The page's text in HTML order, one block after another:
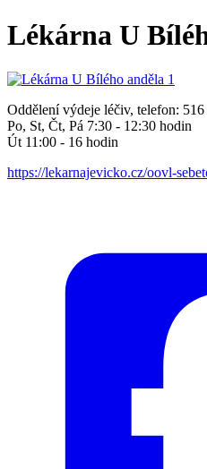
Lékárna U
Oddělení výdeje léčiv, telefon: 516
Po, St, Čt, Pá 7:30 - 12:30 hodin
Út 11:00 - 16 hodin
https://lekarnajevicko.cz/oovl-